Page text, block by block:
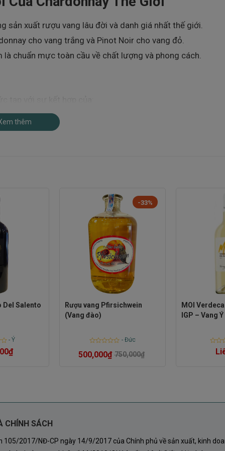
sản xuất rượu vang lâu đời và danh giá nhất thế giới.
cho vang trắng và Pinot Noir cho vang đỏ.
chuẩn mực toàn cầu về chất lượng và phong cách.
cho rượu
có chiều sâu, độ phức hợp và cá tính riêng
lũy hương vị tốt hơn, đồng thời giữ được độ acid
Chardonnay
thêm
Del Salento
-Ý
₫
-33%
Rượu vang Pfirsichwein
(Vang đào)
0
- Đức
750,000₫
500,000₫
MOI
IGP – Vang Ý
Rated
CHÍNH SÁCH
105/2017/NĐ-CP ngày 14/9/2017 của Chính phủ về sản xuất, kinh